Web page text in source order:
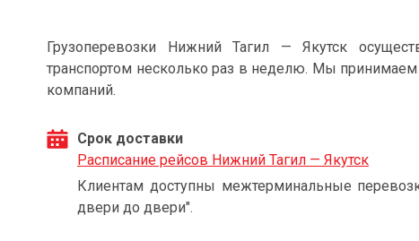
Грузоперевозки Нижний Тагил — Якутск
транспортом несколько раз в неделю. Мы принимаем
компаний.
Срок доставки
Расписание рейсов Нижний Тагил — Якутск
Клиентам доступны межтерминальные
двери до двери".